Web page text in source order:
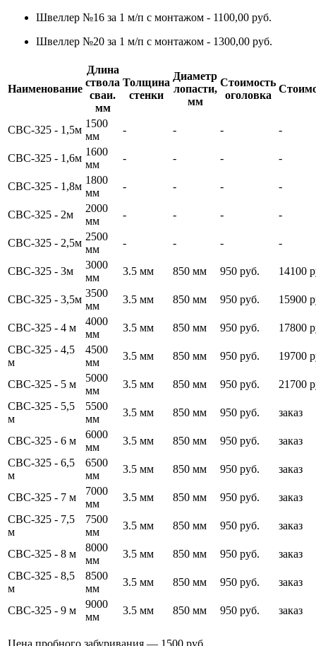
Швеллер №16 за 1 м/п с монтажом - 1100,00 руб.
Швеллер №20 за 1 м/п с монтажом - 1300,00 руб.
Наименование
Длина
ствола
сваи.
мм
Толщина
стенки
Диаметр
лопасти,
мм
Стоимость
оголовка
СВС-325 - 1,5м
1500
мм
- - - -
СВС-325 - 1,6м
1600
мм
- - - -
СВС-325 - 1,8м
1800
мм
- - - -
СВС-325 - 2м
2000
мм
- - - -
СВС-325 - 2,5м
2500
мм
- - - -
СВС-325 - 3м
3000
мм
3.5 мм 850 мм 950 руб. 14100
СВС-325 - 3,5м
3500
мм
3.5 мм 850 мм 950 руб. 15900
СВС-325 - 4 м
4000
мм
3.5 мм 850 мм 950 руб.
17800
СВС-325 - 4,5
м
4500
мм
3.5 мм 850 мм 950 руб. 19700
СВС-325 - 5 м
5000
мм
3.5 мм 850 мм 950 руб.
21700
СВС-325 - 5,5
м
5500
мм
3.5 мм 850 мм 950 руб. заказ
СВС-325 - 6 м
6000
мм
3.5 мм 850 мм 950 руб.
заказ
СВС-325 - 6,5
м
6500
мм
3.5 мм 850 мм 950 руб. заказ
СВС-325 - 7 м
7000
мм
3.5 мм 850 мм 950 руб.
заказ
СВС-325 - 7,5
м
7500
мм
3.5 мм 850 мм 950 руб. заказ
СВС-325 - 8 м
8000
мм
3.5 мм 850 мм 950 руб.
заказ
СВС-325 - 8,5
м
8500
мм
3.5 мм 850 мм 950 руб. заказ
СВС-325 - 9 м
9000
мм
3.5 мм 850 мм 950 руб. заказ
Цена пробного забуривания — 1500 руб.